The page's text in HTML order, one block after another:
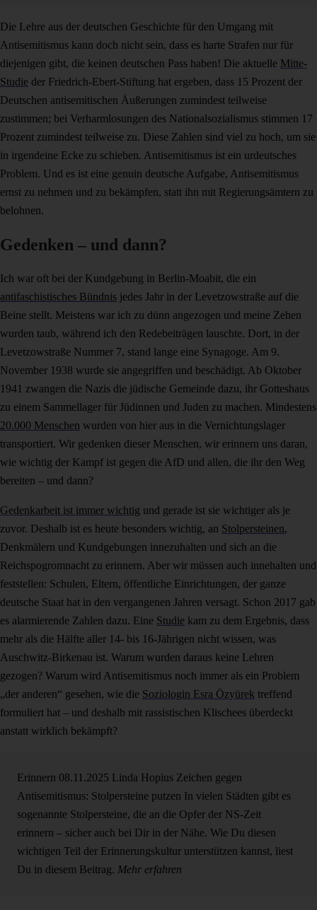
Die Lehre aus der deutschen Geschichte für den Umgang mit
Antisemitismus kann doch nicht sein, dass es harte Strafen nur für
diejenigen gibt, die keinen deutschen Pass haben! Die aktuelle Mitte-
Studie der Friedrich-Ebert-Stiftung hat ergeben, dass 15 Prozent der
Deutschen antisemitischen Äußerungen zumindest teilweise
zustimmen; bei Verharmlosungen des Nationalsozialismus stimmen 17
Prozent zumindest teilweise zu. Diese Zahlen sind viel zu hoch, um sie
in irgendeine Ecke zu schieben. Antisemitismus ist ein urdeutsches
Problem. Und es ist eine genuin deutsche Aufgabe, Antisemitismus
ernst zu nehmen und zu bekämpfen, statt ihn mit Regierungsämtern zu
belohnen.
Gedenken – und dann?
Ich war oft bei der Kundgebung in Berlin-Moabit, die ein
antifaschistisches Bündnis jedes Jahr in der Levetzowstraße auf die
Beine stellt. Meistens war ich zu dünn angezogen und meine Zehen
wurden taub, während ich den Redebeiträgen lauschte. Dort, in der
Levetzowstraße Nummer 7, stand lange eine Synagoge. Am 9.
November 1938 wurde sie angegriffen und beschädigt. Ab Oktober
1941 zwangen die Nazis die jüdische Gemeinde dazu, ihr Gotteshaus
zu einem Sammellager für Jüdinnen und Juden zu machen. Mindestens
20.000 Menschen wurden von hier aus in die Vernichtungslager
transportiert. Wir gedenken dieser Menschen, wir erinnern uns daran,
wie wichtig der Kampf ist gegen die AfD und allen, die ihr den Weg
bereiten – und dann?
Gedenkarbeit ist immer wichtig und gerade ist sie wichtiger als je
zuvor. Deshalb ist es heute besonders wichtig, an Stolpersteinen,
Denkmälern und Kundgebungen innezuhalten und sich an die
Reichspogromnacht zu erinnern. Aber wir müssen auch innehalten und
feststellen: Schulen, Eltern, öffentliche Einrichtungen, der ganze
deutsche Staat hat in den vergangenen Jahren versagt. Schon 2017 gab
es alarmierende Zahlen dazu. Eine Studie kam zu dem Ergebnis, dass
mehr als die Hälfte aller 14- bis 16-Jährigen nicht wissen, was
Auschwitz-Birkenau ist. Warum wurden daraus keine Lehren
gezogen? Warum wird Antisemitismus noch immer als ein Problem
„der anderen“ gesehen, wie die Soziologin Esra Özyürek treffend
formuliert hat – und deshalb mit rassistischen Klischees überdeckt
anstatt wirklich bekämpft?
Erinnern 08.11.2025 Linda Hopius Zeichen gegen
Antisemitismus: Stolpersteine putzen In vielen Städten gibt es
sogenannte Stolpersteine, die an die Opfer der NS-Zeit
erinnern – sicher auch bei Dir in der Nähe. Wie Du diesen
wichtigen Teil der Erinnerungskultur unterstützen kannst, liest
Du in diesem Beitrag. Mehr erfahren